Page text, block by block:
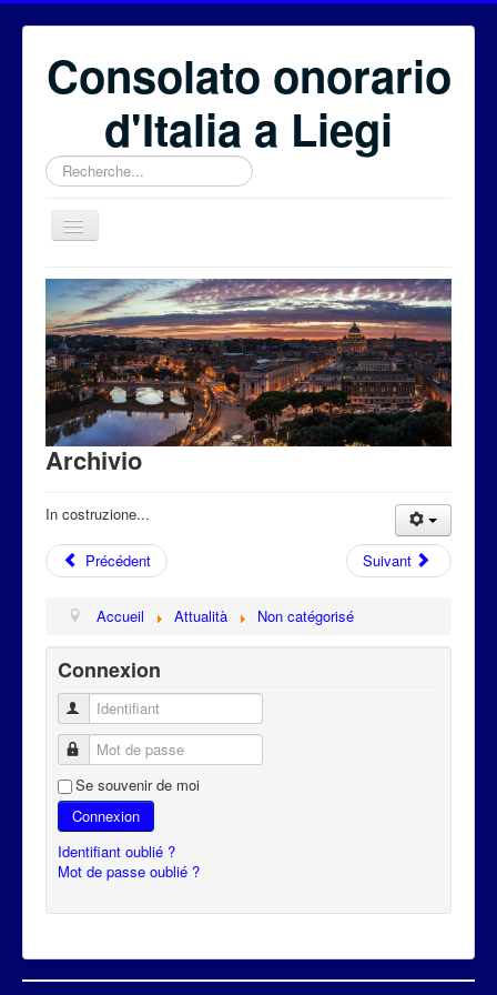
Consolato onorario
d'Italia a Liegi
Rechercher
Benvenuti
Il Consolato onorario
Il Consolato Generale
Eventi
Fondazione Euritalia
Per i cittadini
Attualità
Archivio
In costruzione...
Précédent Suivant
Accueil Attualità Non catégorisé
Connexion
Identifiant
Mot de passe
Se souvenir de moi
Connexion
Identifiant oublié ?
Mot de passe oublié ?